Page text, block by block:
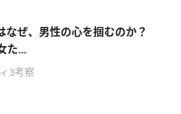
なぜ、男性の心を掴むのか？
た...
3考察